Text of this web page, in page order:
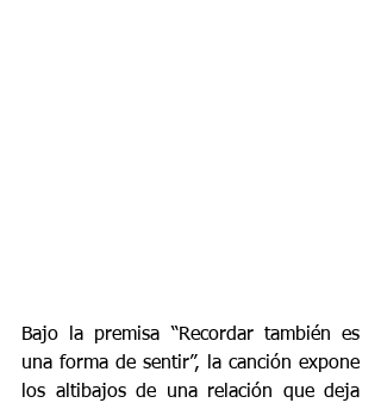
Bajo la premisa “Recordar también es
una forma de sentir”, la canción expone
los altibajos de una relación que deja